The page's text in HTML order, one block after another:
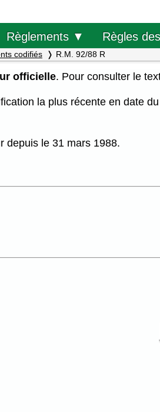
Règlements ▼ Règles
codifiés R.M. 92/88 R
officielle. Pour consulter le
la plus récente en date
depuis le 31 mars 1988.